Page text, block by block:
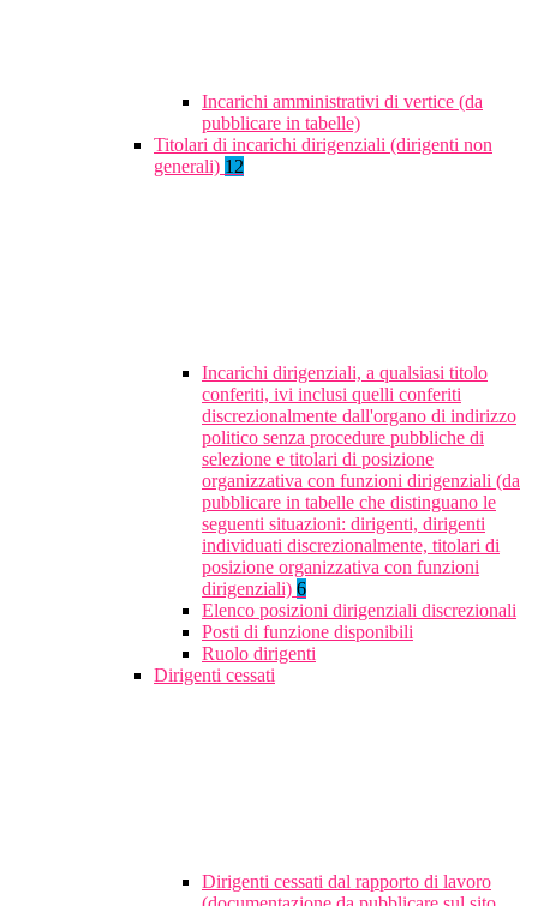
Incarichi amministrativi di vertice (da
pubblicare in tabelle)
Titolari di incarichi dirigenziali (dirigenti non
generali) 12
Incarichi dirigenziali, a qualsiasi titolo
conferiti, ivi inclusi quelli conferiti
discrezionalmente dall'organo di indirizzo
politico senza procedure pubbliche di
selezione e titolari di posizione
organizzativa con funzioni dirigenziali (da
pubblicare in tabelle che distinguano le
seguenti situazioni: dirigenti, dirigenti
individuati discrezionalmente, titolari di
posizione organizzativa con funzioni
dirigenziali) 6
Elenco posizioni dirigenziali discrezionali
Posti di funzione disponibili
Ruolo dirigenti
Dirigenti cessati
Dirigenti cessati dal rapporto di lavoro